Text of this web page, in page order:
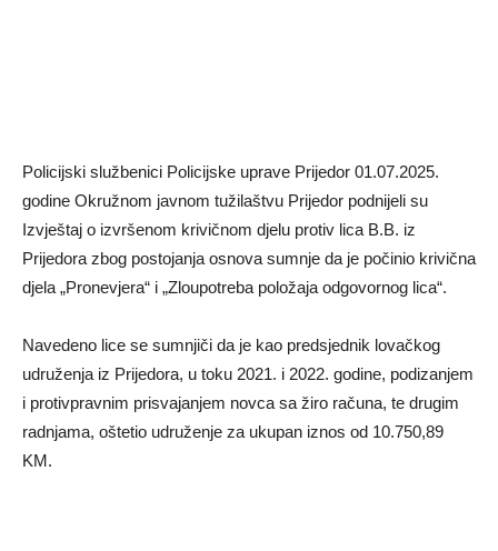
Policijski službenici Policijske uprave Prijedor 01.07.2025.
godine Okružnom javnom tužilaštvu Prijedor podnijeli su
Izvještaj o izvršenom krivičnom djelu protiv lica B.B. iz
Prijedora zbog postojanja osnova sumnje da je počinio krivična
djela „Pronevjera“ i „Zloupotreba položaja odgovornog lica“.
Navedeno lice se sumnjiči da je kao predsjednik lovačkog
udruženja iz Prijedora, u toku 2021. i 2022. godine, podizanjem
i protivpravnim prisvajanjem novca sa žiro računa, te drugim
radnjama, oštetio udruženje za ukupan iznos od 10.750,89
KM.